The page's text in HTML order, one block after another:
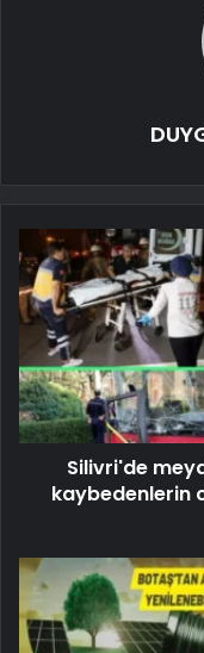
Silivri'de
kaybedenlerin